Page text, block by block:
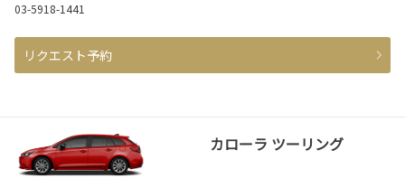
03-5918-1441
リクエスト予約
カローラ ツーリング